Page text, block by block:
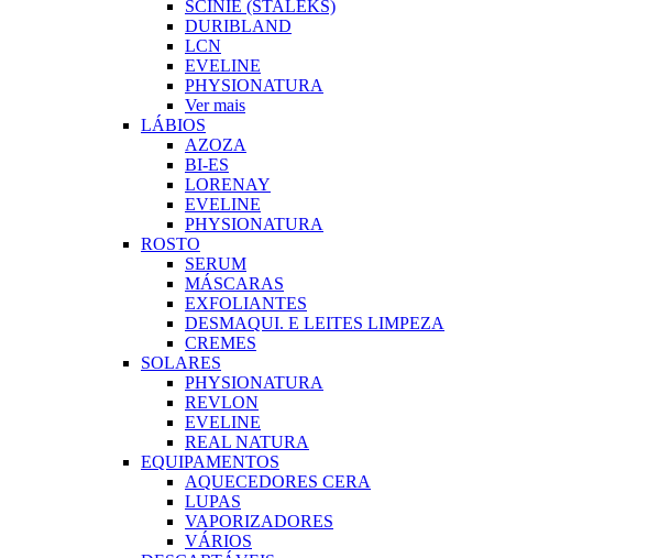
SCINIE (STALEKS)
DURIBLAND
LCN
EVELINE
PHYSIONATURA
Ver mais
LÁBIOS
AZOZA
BI-ES
LORENAY
EVELINE
PHYSIONATURA
ROSTO
SERUM
MÁSCARAS
EXFOLIANTES
DESMAQUI. E LEITES LIMPEZA
CREMES
SOLARES
PHYSIONATURA
REVLON
EVELINE
REAL NATURA
EQUIPAMENTOS
AQUECEDORES CERA
LUPAS
VAPORIZADORES
VÁRIOS